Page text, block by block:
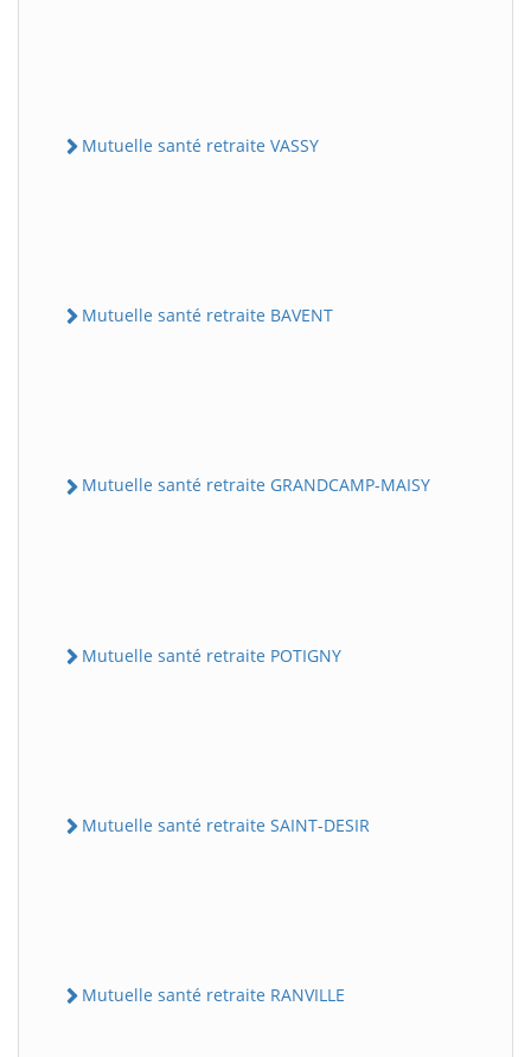
Mutuelle santé retraite VASSY
Mutuelle santé retraite BAVENT
Mutuelle santé retraite GRANDCAMP-MAISY
Mutuelle santé retraite POTIGNY
Mutuelle santé retraite SAINT-DESIR
Mutuelle santé retraite RANVILLE